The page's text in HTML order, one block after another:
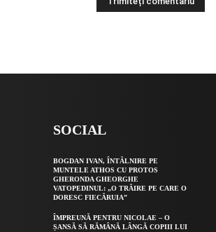
SOCIAL
BOGDAN IVAN, ÎNTÂLNIRE PE
MUNTELE ATHOS CU PROTOS
GHERONDA GHEORGHE
VATOPEDINUL: „O TRĂIRE PE CARE O
DORESC FIECĂRUIA”
ÎMPREUNĂ PENTRU NICOLAE – O
ȘANSĂ SĂ RĂMÂNĂ LÂNGĂ COPIII LUI